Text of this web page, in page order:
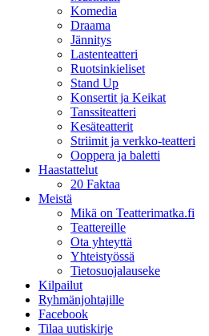
Komedia
Draama
Jännitys
Lastenteatteri
Ruotsinkieliset
Stand Up
Konsertit ja Keikat
Tanssiteatteri
Kesäteatterit
Striimit ja verkko-teatteri
Ooppera ja baletti
Haastattelut
20 Faktaa
Meistä
Mikä on Teatterimatka.fi
Teattereille
Ota yhteyttä
Yhteistyössä
Tietosuojalauseke
Kilpailut
Ryhmänjohtajille
Facebook
Tilaa uutiskirje